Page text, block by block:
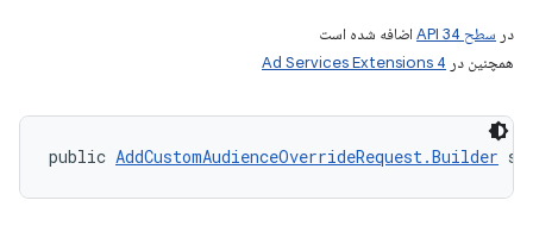
در سطح API 34
اضافه شده است
همچنین در Ad Services Extensions 4
public AddCustomAudienceOverrideRequest.Builder